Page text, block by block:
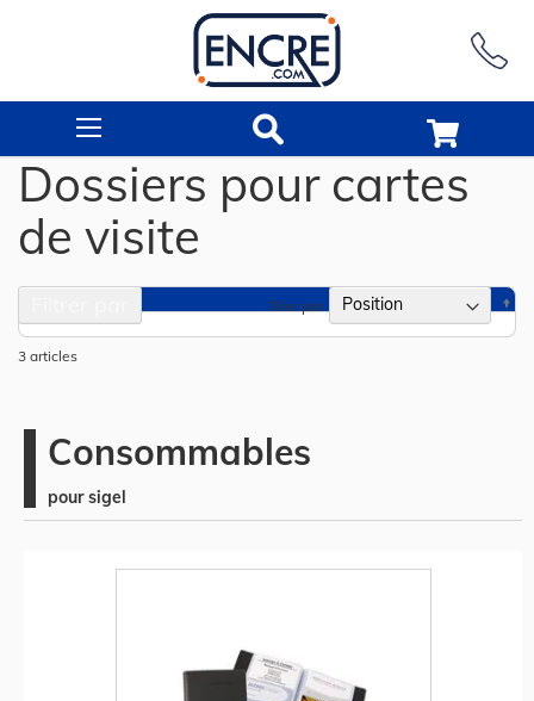
Dossiers pour cartes
de visite
3 articles
Trier par
Consommables
pour sigel